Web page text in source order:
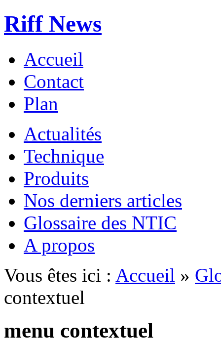
Riff News
Accueil
Contact
Plan
Actualités
Technique
Produits
Nos derniers articles
Glossaire des NTIC
A propos
Vous êtes ici : Accueil »
contextuel
menu contextuel